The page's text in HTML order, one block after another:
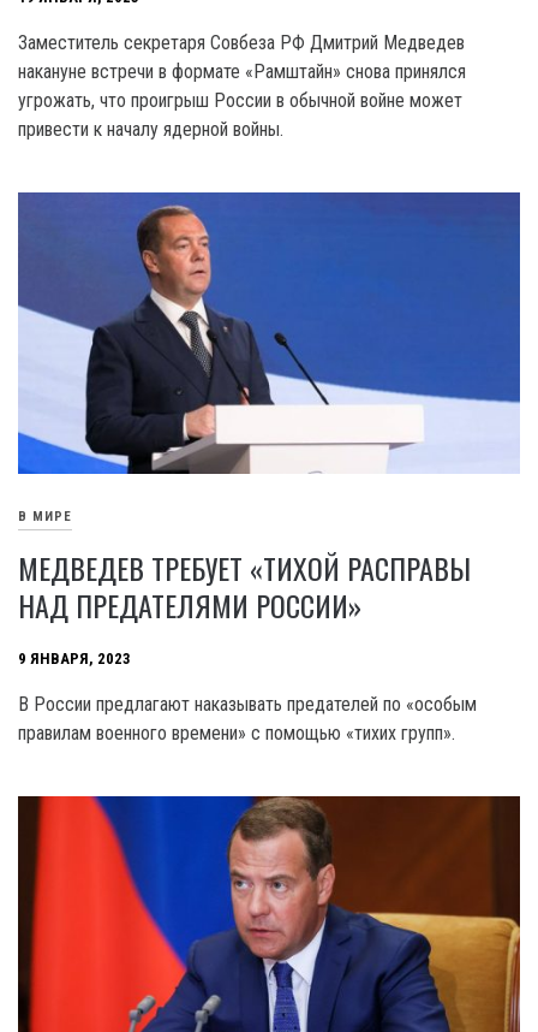
Заместитель секретаря Совбеза РФ Дмитрий Медведев
накануне встречи в формате «Рамштайн» снова принялся
угрожать, что проигрыш России в обычной войне может
привести к началу ядерной войны.
В МИРЕ
МЕДВЕДЕВ ТРЕБУЕТ «ТИХОЙ РАСПРАВЫ
НАД ПРЕДАТЕЛЯМИ РОССИИ»
9 ЯНВАРЯ, 2023
В России предлагают наказывать предателей по «особым
правилам военного времени» с помощью «тихих групп».